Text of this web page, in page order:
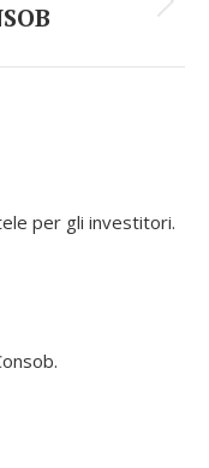
per gli investitori.